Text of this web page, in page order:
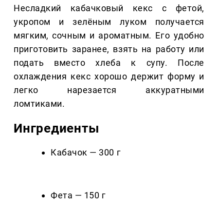
Несладкий кабачковый кекс с фетой,
укропом и зелёным луком получается
мягким, сочным и ароматным. Его удобно
приготовить заранее, взять на работу или
подать вместо хлеба к супу. После
охлаждения кекс хорошо держит форму и
легко нарезается аккуратными
ломтиками.
Ингредиенты
Кабачок — 300 г
Фета — 150 г